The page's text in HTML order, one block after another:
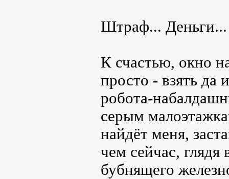
Штраф... Деньги...
К счастью, окно
просто - взять да
робота-
серым
найдёт меня,
чем сейчас,
бубнящего